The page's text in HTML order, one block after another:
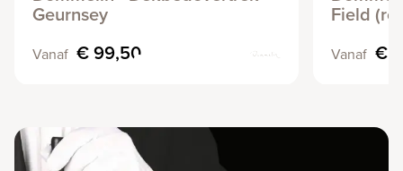
Geurnsey
Vanaf € 99,50
Field
Vanaf €